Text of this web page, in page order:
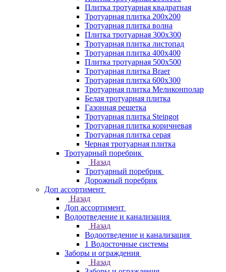
Плитка тротуарная квадратная
Тротуарная плитка 200х200
Тротуарная плитка волна
Плитка тротуарная 300х300
Тротуарная плитка листопад
Тротуарная плитка 400х400
Плитка тротуарная 500x500
Тротуарная плитка Braer
Тротуарная плитка 600х300
Тротуарная плитка Меликонполар
Белая тротуарная плитка
Газонная решетка
Тротуарная плитка Steingot
Тротуарная плитка коричневая
Тротуарная плитка серая
Черная тротуарная плитка
Тротуарный поребрик
Назад
Тротуарный поребрик
Дорожный поребрик
Доп ассортимент
Назад
Доп ассортимент
Водоотведение и канализация
Назад
Водоотведение и канализация
1 Водосточные системы
Заборы и ограждения
Назад